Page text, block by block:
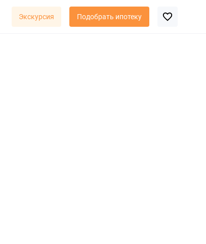
Экскурсия Подобрать ипотеку